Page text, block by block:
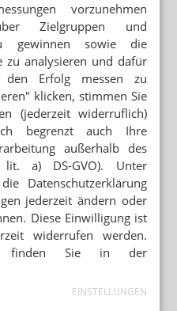
vorzunehmen
Zielgruppen und
gewinnen sowie die
zu analysieren und dafür
Erfolg messen zu
klicken, stimmen Sie
(jederzeit widerruflich)
begrenzt auch Ihre
außerhalb des
a) DS-GVO). Unter
Datenschutzerklärung
jederzeit ändern oder
Diese Einwilligung ist
widerrufen werden.
finden Sie in der
EINSTELLUNGEN
personelle
für Apotheker
Die Liste
STANDORT
ohne Pharmazeuten